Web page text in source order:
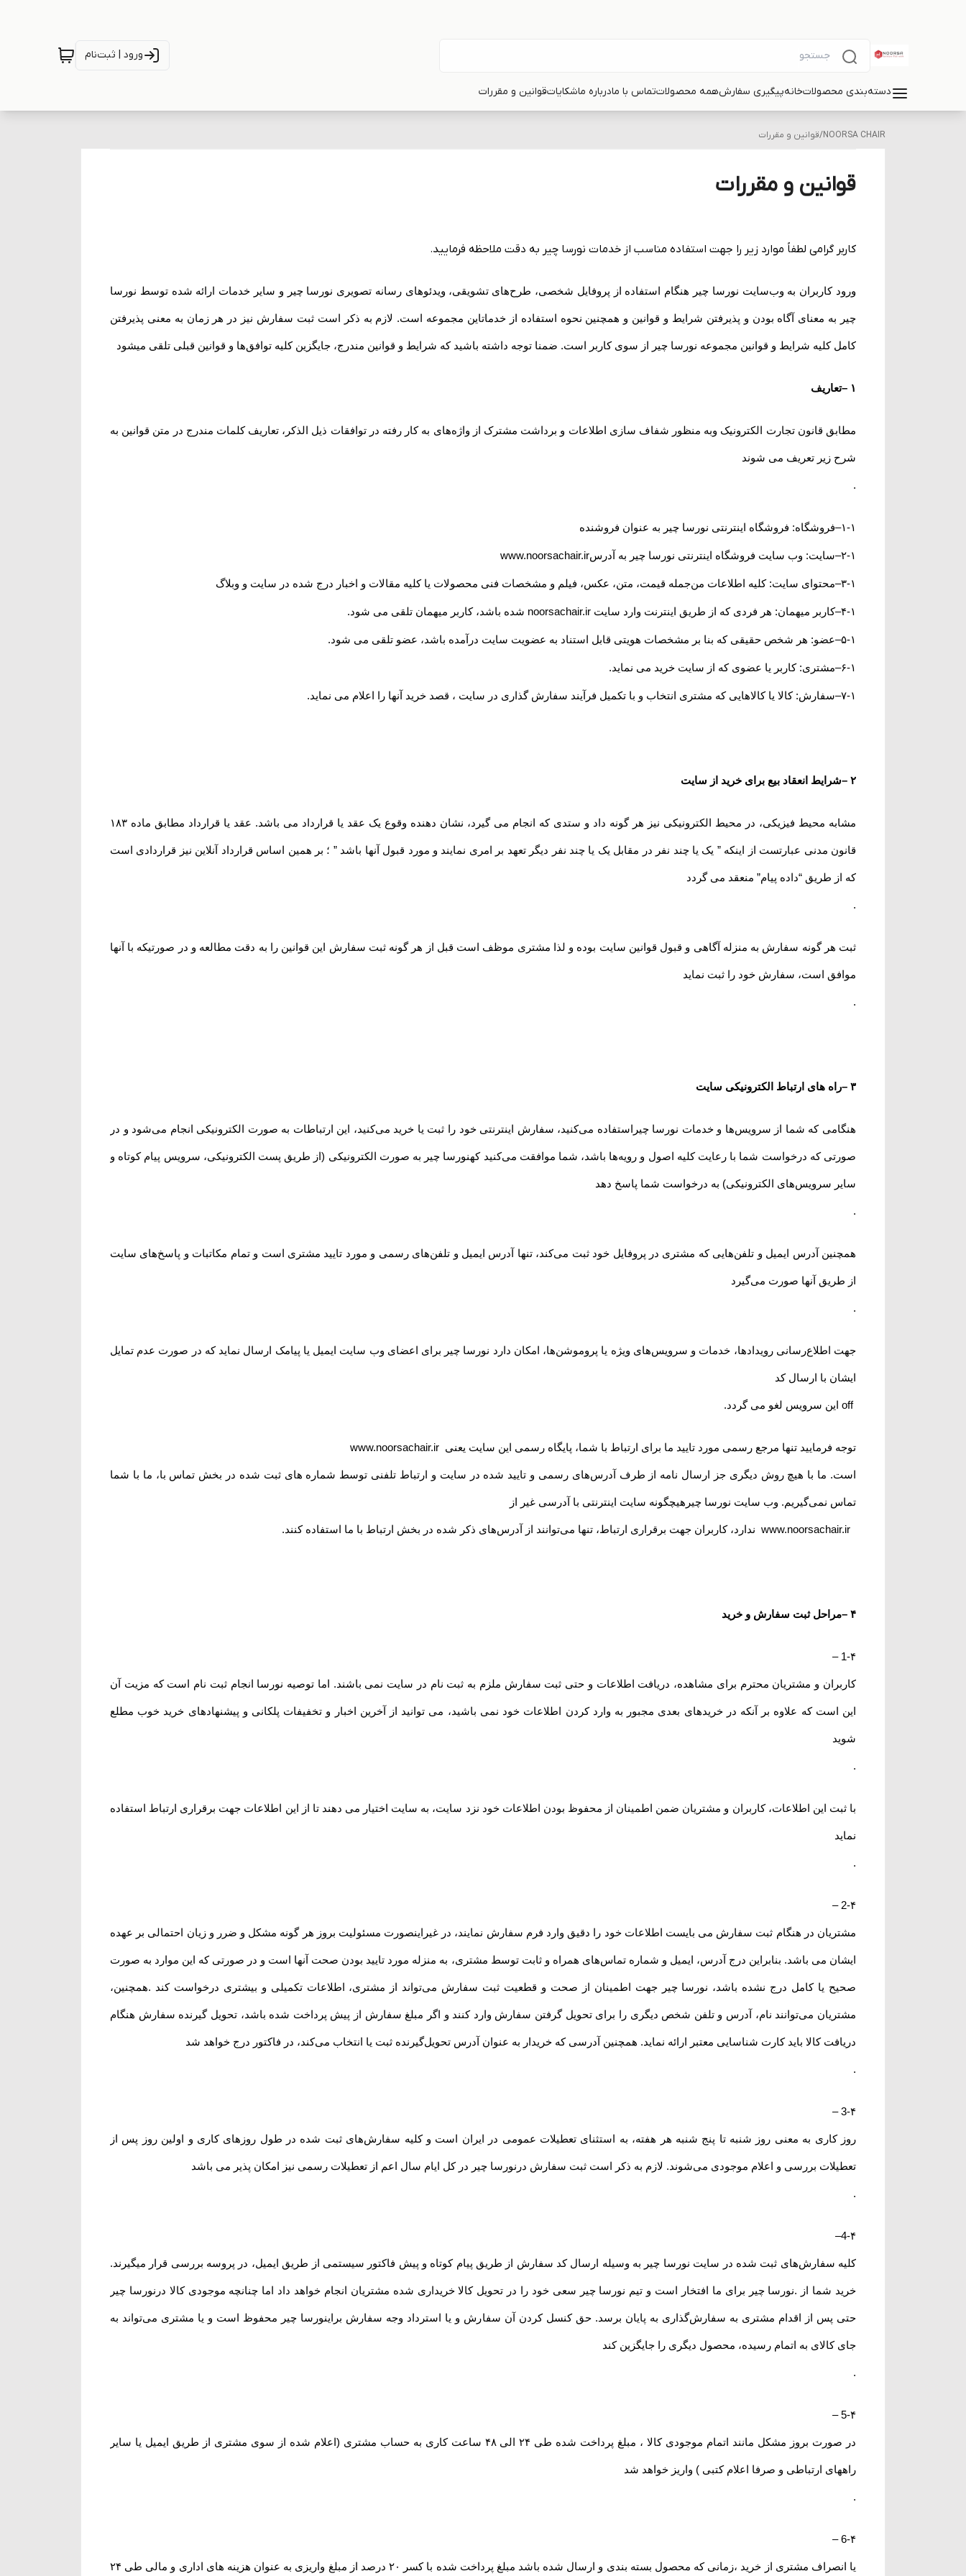
ورود | ثبت‌نام
دسته‌بندی محصولاتخانهپیگیری سفارشهمه محصولاتتماس با مادرباره ماشکایاتقوانین و مقررات
NOORSA CHAIR
/قوانین و مقررات
قوانین و مقررات
کاربر گرامی لطفاً موارد زیر را جهت استفاده مناسب از خدمات نورسا چیر به دقت ملاحظه فرمایید.
ورود کاربران به وب‏‌سایت نورسا چیر هنگام استفاده از پروفایل شخصی، طرح‏‌های تشویقی، ویدئوهای رسانه تصویری نورسا چیر و سایر خدمات ارائه شده توسط نورسا
چیر به معنای آگاه بودن و پذیرفتن شرایط و قوانین و همچنین نحوه استفاده از خدماتاین مجموعه است. لازم به ذکر است ثبت سفارش نیز در هر زمان به معنی پذیرفتن
کامل کلیه شرایط و قوانین مجموعه نورسا چیر از سوی کاربر است. ضمنا توجه داشته باشید که شرایط و قوانین مندرج، جایگزین کلیه توافق‏‌ها و قوانین قبلی تلقی میشود
۱ –تعاریف
مطابق قانون تجارت الکترونیک وبه منظور شفاف سازی اطلاعات و برداشت مشترک از واژه‌های به کار رفته در توافقات ذیل الذکر، تعاریف کلمات مندرج در متن قوانین به
شرح زیر تعریف می شوند
.
۱-۱–فروشگاه: فروشگاه اینترنتی نورسا چیر به عنوان فروشنده
۲-۱–سایت: وب سایت فروشگاه اینترنتی نورسا چیر به آدرسwww.noorsachair.ir
۳-۱–محتوای سایت: کلیه اطلاعات من‌جمله قیمت، متن، عکس، فیلم و مشخصات فنی محصولات یا کلیه مقالات و اخبار درج شده در سایت و وبلاگ
۴-۱–کاربر میهمان: هر فردی که از طریق اینترنت وارد سایت noorsachair.ir شده باشد، کاربر میهمان تلقی می شود .
۵-۱–عضو: هر شخص حقیقی که بنا بر مشخصات هویتی قابل استناد به عضویت سایت درآمده باشد، عضو تلقی می شود.
۶-۱–مشتری: کاربر یا عضوی که از سایت خرید می نماید.
۷-۱–سفارش: کالا یا کالاهایی که مشتری انتخاب و با تکمیل فرآیند سفارش گذاری در سایت ، قصد خرید آنها را اعلام می نماید.
۲ –شرایط انعقاد بیع برای خرید از سایت
مشابه محیط فیزیکی، در محیط الکترونیکی نیز هر گونه داد و ستدی که انجام می گیرد، نشان دهنده وقوع یک عقد یا قرارداد می باشد. عقد یا قرارداد مطابق ماده ۱۸۳
قانون مدنی عبارتست از اینکه ” یک یا چند نفر در مقابل یک یا چند نفر دیگر تعهد بر امری نمایند و مورد قبول آنها باشد ” ؛ بر همین اساس قرارداد آنلاین نیز قراردادی است
که از طریق “داده پیام” منعقد می گردد
.
ثبت هر گونه سفارش به منزله آگاهی و قبول قوانین سایت بوده و لذا مشتری موظف است قبل از هر گونه ثبت سفارش این قوانین را به دقت مطالعه و در صورتیکه با آنها
موافق است، سفارش خود را ثبت نماید
.
۳ –راه های ارتباط الکترونیکی سایت
هنگامی که شما از سرویس‌‏ها و خدمات نورسا چیراستفاده می‏‌کنید، سفارش اینترنتی خود را ثبت یا خرید می‏‌کنید، این ارتباطات به صورت الکترونیکی انجام می‏‌شود و در
صورتی که درخواست شما با رعایت کلیه اصول و رویه‏‌ها باشد، شما موافقت می‌‏کنید کهنورسا چیر به صورت الکترونیکی (از طریق پست الکترونیکی، سرویس پیام کوتاه و
سایر سرویس‌های الکترونیکی) به درخواست شما پاسخ دهد
.
همچنین آدرس ایمیل و تلفن‌هایی که مشتری در پروفایل خود ثبت می‌کند، تنها آدرس ایمیل و تلفن‌های رسمی و مورد تایید مشتری است و تمام مکاتبات و پاسخ‌های سایت
از طریق آنها صورت می‌گیرد
.
جهت اطلاع‌رسانی رویدادها، خدمات و سرویس‌های ویژه یا پروموشن‌ها، امکان دارد نورسا چیر برای اعضای وب سایت ایمیل یا پیامک ارسال نماید که در صورت عدم تمایل
ایشان با ارسال کد
off این سرویس لغو می گردد.
توجه فرمایید تنها مرجع رسمی مورد تایید ما برای ارتباط با شما، پایگاه رسمی این سایت یعنی www.noorsachair.ir
است. ما با هیچ روش دیگری جز ارسال نامه از طرف آدرس‏‌های رسمی و تایید شده در سایت و ارتباط تلفنی توسط شماره های ثبت شده در بخش تماس با، ما با شما
تماس نمی‌‏گیریم. وب سایت نورسا چیرهیچگونه سایت اینترنتی با آدرسی غیر از
www.noorsachair.ir ندارد، کاربران جهت برقراری ارتباط، تنها می‏‌توانند از آدرس‌‏های ذکر شده در بخش ارتباط با ما استفاده کنند.
۴ –مراحل ثبت سفارش و خرید
1-۴ –
کاربران و مشتریان محترم برای مشاهده، دریافت اطلاعات و حتی ثبت سفارش ملزم به ثبت نام در سایت نمی باشند. اما توصیه نورسا انجام ثبت نام است که مزیت آن
این است که علاوه بر آنکه در خریدهای بعدی مجبور به وارد کردن اطلاعات خود نمی باشید، می توانید از آخرین اخبار و تخفیفات پلکانی و پیشنهادهای خرید خوب مطلع
شوید
.
با ثبت این اطلاعات، کاربران و مشتریان ضمن اطمینان از محفوظ بودن اطلاعات خود نزد سایت، به سایت اختیار می دهند تا از این اطلاعات جهت برقراری ارتباط استفاده
نماید
.
2-۴ –
مشتریان در هنگام ثبت سفارش می بایست اطلاعات خود را دقیق وارد فرم سفارش نمایند، در غیراینصورت مسئولیت بروز هر گونه مشکل و ضرر و زیان احتمالی بر عهده
ایشان می باشد. بنابراین درج آدرس، ایمیل و شماره تماس‌های همراه و ثابت توسط مشتری، به منزله مورد تایید بودن صحت آنها است و در صورتی که این موارد به صورت
صحیح یا کامل درج نشده باشد، نورسا چیر جهت اطمینان از صحت و قطعیت ثبت سفارش می‌تواند از مشتری، اطلاعات تکمیلی و بیشتری درخواست کند .همچنین،
مشتریان می‌توانند نام، آدرس و تلفن شخص دیگری را برای تحویل گرفتن سفارش وارد کنند و اگر مبلغ سفارش از پیش پرداخت شده باشد، تحویل گیرنده سفارش هنگام
دریافت کالا باید کارت شناسایی معتبر ارائه نماید. همچنین آدرسی که خریدار به عنوان آدرس تحویل‌گیرنده ثبت یا انتخاب می‌کند، در فاکتور درج خواهد شد
.
3-۴–
روز کاری به معنی روز شنبه تا پنج شنبه هر هفته، به استثنای تعطیلات عمومی در ایران است و کلیه سفارش‏‌های ثبت شده در طول روزهای کاری و اولین روز پس از
تعطیلات بررسی و اعلام موجودی می‌‏شوند. لازم به ذکر است ثبت سفارش درنورسا چیر در کل ایام سال اعم از تعطیلات رسمی نیز امکان پذیر می باشد
.
4-۴–
کلیه سفارش‌‏های ثبت شده در سایت نورسا چیر به وسیله ارسال کد سفارش از طریق پیام کوتاه و پیش فاکتور سیستمی از طریق ایمیل، در پروسه بررسی قرار میگیرند.
خرید شما از .نورسا چیر برای ما افتخار است و تیم نورسا چیر سعی خود را در تحویل کالا خریداری شده مشتریان انجام خواهد داد اما چنانچه موجودی کالا درنورسا چیر
حتی پس از اقدام مشتری به سفارش‌‏گذاری به پایان برسد. حق کنسل کردن آن سفارش و یا استرداد وجه سفارش براینورسا چیر محفوظ است و یا مشتری می‏‌تواند به
جای کالای به اتمام رسیده، محصول دیگری را جایگزین کند
.
5-۴–
در صورت بروز مشکل مانند اتمام موجودی کالا ، مبلغ پرداخت شده طی ۲۴ الی ۴۸ ساعت کاری به حساب مشتری (اعلام شده از سوی مشتری از طریق ایمیل یا سایر
راههای ارتباطی و صرفا اعلام کتبی ) واریز خواهد شد
.
6-۴–
یا انصراف مشتری از خرید ،زمانی که محصول بسته بندی و ارسال شده باشد مبلغ پرداخت شده با کسر ۲۰ درصد از مبلغ واریزی به عنوان هزینه های اداری و مالی طی ۲۴